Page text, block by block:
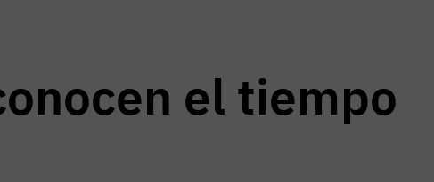
el tiempo